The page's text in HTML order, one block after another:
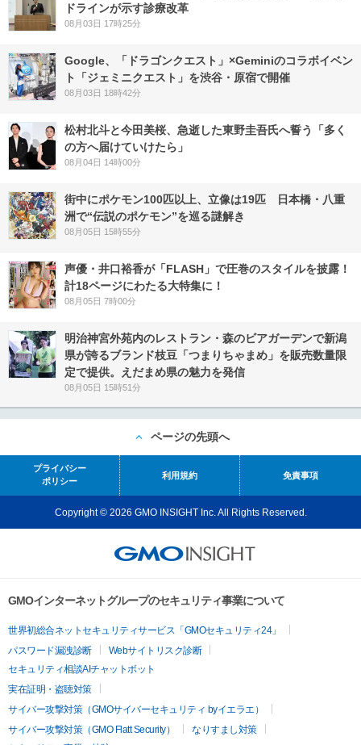
ドラインが示す診療改革
08月03日 17時25分
Google、「ドラゴンクエスト」×Geminiのコラボイベン
ト「ジェミニクエスト」を渋谷・原宿で開催
08月03日 18時42分
松村北斗と今田美桜、急逝した東野圭吾氏へ誓う「多く
の方へ届けていけたら」
08月04日 14時00分
街中にポケモン100匹以上、立像は19匹 日本橋・八重
洲で“伝説のポケモン”を巡る謎解き
08月05日 15時55分
声優・井口裕香が「FLASH」で圧巻のスタイルを披露！
計18ページにわたる大特集に！
08月05日 7時00分
明治神宮外苑内のレストラン・森のビアガーデンで新潟
県が誇るブランド枝豆「つまりちゃまめ」を販売数量限
定で提供。えだまめ県の魅力を発信
08月05日 15時51分
ページの先頭へ
プライバシー
ポリシー
利用規約 免責事項
Copyright © 2026 GMO INSIGHT Inc. All Rights Reserved.
GMOインターネットグループのセキュリティ事業について
世界初総合ネットセキュリティサービス「GMOセキュリティ24」
パスワード漏洩診断
Webサイトリスク診断
セキュリティ相談AIチャットボット
実在証明・盗聴対策
サイバー攻撃対策（GMOサイバーセキュリティ byイエラエ）
サイバー攻撃対策（GMO Flatt Security）
なりすまし対策